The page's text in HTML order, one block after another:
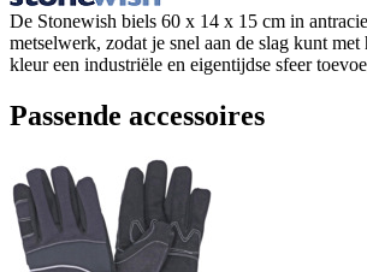
De Stonewish biels 60 x 14 x 15 cm in
metselwerk, zodat je snel aan de slag kunt
kleur een industriële en eigentijdse sfeer
Passende accessoires